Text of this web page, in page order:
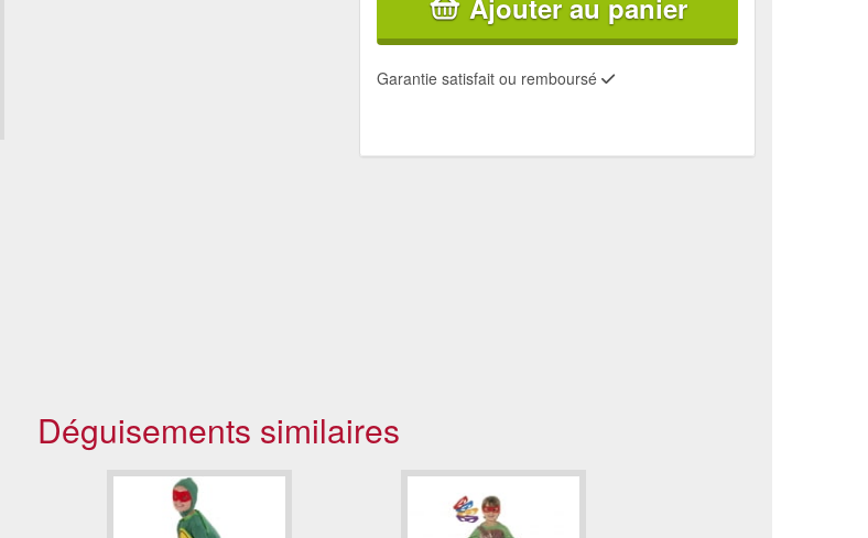
Ajouter au panier
Garantie satisfait ou remboursé
Déguisements similaires